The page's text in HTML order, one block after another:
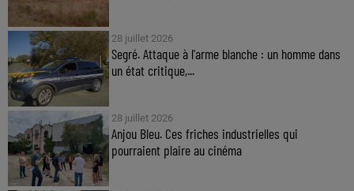
28 juillet 2026
Segré. Attaque à l'arme blanche : un homme dans
un état critique,...
28 juillet 2026
Anjou Bleu. Ces friches industrielles qui
pourraient plaire au cinéma